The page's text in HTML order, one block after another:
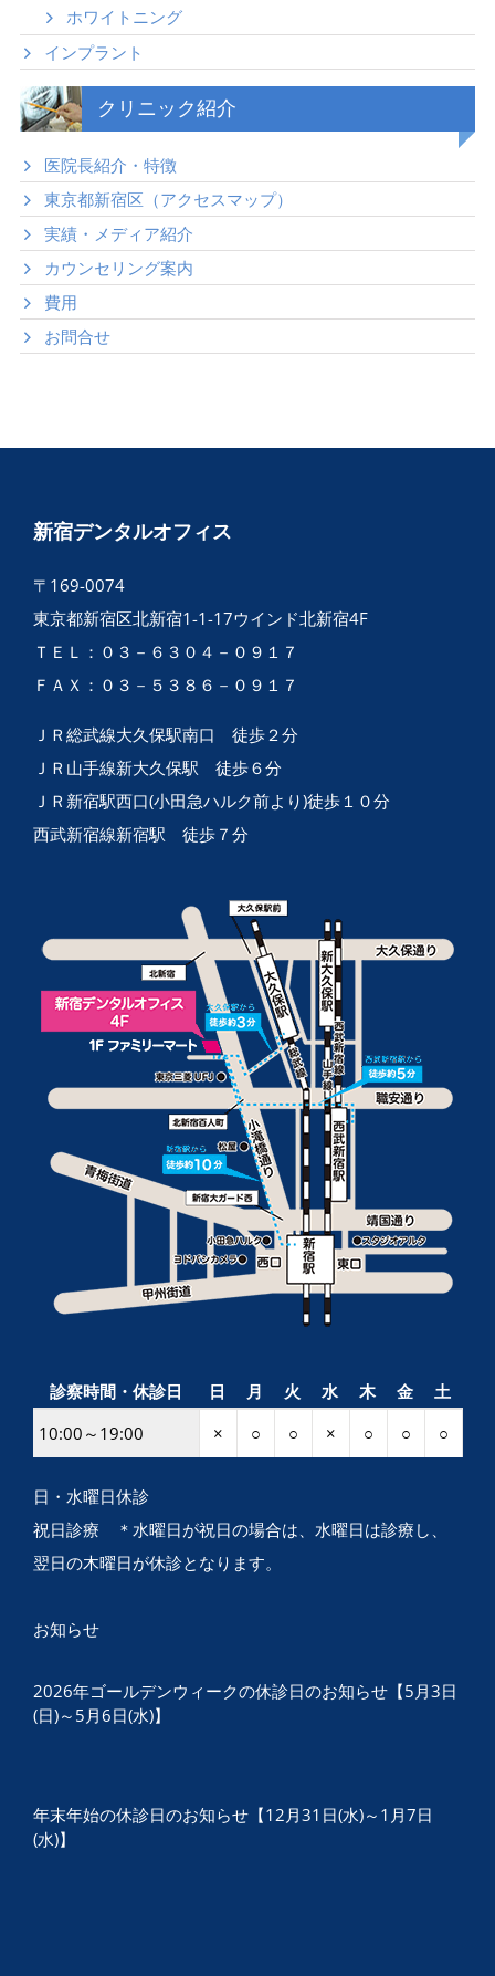
ホワイトニング
インプラント
クリニック紹介
医院長紹介・特徴
東京都新宿区（アクセスマップ）
実績・メディア紹介
カウンセリング案内
費用
お問合せ
新宿デンタルオフィス
〒169-0074
東京都新宿区北新宿1-1-17ウインド北新宿4F
ＴＥＬ：０３－６３０４－０９１７
ＦＡＸ：０３－５３８６－０９１７
ＪＲ総武線大久保駅南口 徒歩２分
ＪＲ山手線新大久保駅 徒歩６分
ＪＲ新宿駅西口(小田急ハルク前より)徒歩１０分
西武新宿線新宿駅 徒歩７分
診察時間・休診日 日 月 火 水 木 金 土
10:00～19:00 × ○ ○ × ○ ○ ○
日・水曜日休診
祝日診療 ＊水曜日が祝日の場合は、水曜日は診療し、
翌日の木曜日が休診となります。
お知らせ
2026年ゴールデンウィークの休診日のお知らせ【5月3日
(日)～5月6日(水)】
年末年始の休診日のお知らせ【12月31日(水)～1月7日
(水)】